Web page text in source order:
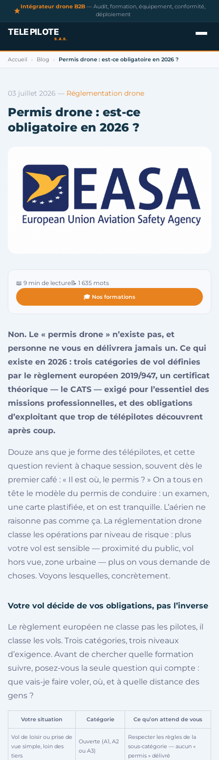
Intégrateur drone B2B — Audit, formation, équipement, conformité,
déploiement
Accueil › Blog › Permis drone : est-ce obligatoire en 2026 ?
03 juillet 2026 — Réglementation drone
Permis drone : est-ce
obligatoire en 2026 ?
📖 9 min de lecture📝 1 635 mots
🎓 Nos formations
Non. Le « permis drone » n’existe pas, et
personne ne vous en délivrera jamais un. Ce qui
existe en 2026 : trois catégories de vol définies
par le règlement européen 2019/947, un certificat
théorique — le CATS — exigé pour l’essentiel des
missions professionnelles, et des obligations
d’exploitant que trop de télépilotes découvrent
après coup.
Douze ans que je forme des télépilotes, et cette
question revient à chaque session, souvent dès le
premier café : « Il est où, le permis ? » On a tous en
tête le modèle du permis de conduire : un examen,
une carte plastifiée, et on est tranquille. L’aérien ne
raisonne pas comme ça. La réglementation drone
classe les opérations par niveau de risque : plus
votre vol est sensible — proximité du public, vol
hors vue, zone urbaine — plus on vous demande de
choses. Voyons lesquelles, concrètement.
Votre vol décide de vos obligations, pas l’inverse
Le règlement européen ne classe pas les pilotes, il
classe les vols. Trois catégories, trois niveaux
d’exigence. Avant de chercher quelle formation
suivre, posez-vous la seule question qui compte :
que vais-je faire voler, où, et à quelle distance des
gens ?
Votre situation Catégorie Ce qu’on attend de vous
Vol de loisir ou prise de
vue simple, loin des
tiers
Ouverte (A1, A2
ou A3)
Respecter les règles de la
sous-catégorie — aucun «
permis » délivré